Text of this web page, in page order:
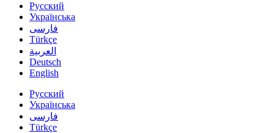
Русский
Українська
فارسی
Türkçe
العربية
Deutsch
English
Русский
Українська
فارسی
Türkçe